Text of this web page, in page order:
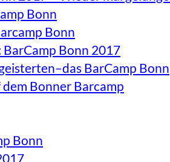
Bonn
Bonn
BarCamp Bonn 2017
BarCamp Bonn
Bonner Barcamp
Bonn